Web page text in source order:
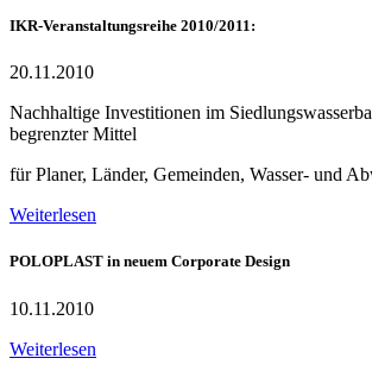
IKR-Veranstaltungsreihe 2010/2011:
20.11.2010
Nachhaltige Investitionen im
begrenzter Mittel
für Planer, Länder, Gemeinden, Wasser- und
Weiterlesen
POLOPLAST in neuem Corporate Design
10.11.2010
Weiterlesen